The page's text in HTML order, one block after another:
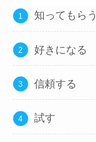
知ってもらう
好きになる
信頼する
試す